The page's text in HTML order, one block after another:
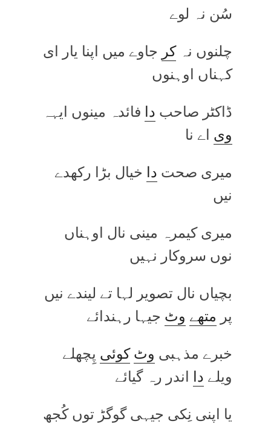
سُن نہ لوے
چلنوں نہکر جاوے میں اپنا یار ای
کہناں اوہنوں
ڈاکٹر صاحب دا فائدہ مینوں ایہہ
وی اے نا
میری صحت دا خیال بڑا رکھدے
نیں
میری کیمرہ مینی نال اوہناں
نوں سروکار نہیں
بچیاں نال تصویر لہا تے لیندے نیں
پر متھے وٹ جیہا رہندائے
خبرے مذہبی وٹ کوئی پِچھلے
ویلے دا اندر رہ گیائے
یا اپنی نِکی جیہی گوگڑ توں کُجھ